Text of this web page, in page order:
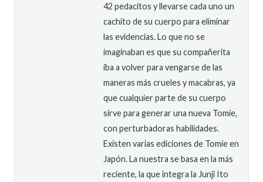
42 pedacitos y llevarse cada uno un
cachito de su cuerpo para eliminar
las evidencias. Lo que no se
imaginaban es que su compañerita
iba a volver para vengarse de las
maneras más crueles y macabras, ya
que cualquier parte de su cuerpo
sirve para generar una nueva Tomie,
con perturbadoras habilidades.
Existen varias ediciones de Tomie en
Japón. La nuestra se basa en la más
reciente, la que integra la Junji Ito